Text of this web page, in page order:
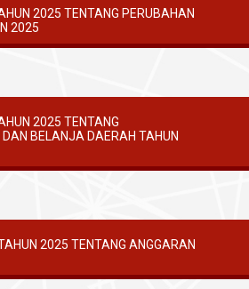
2025 TENTANG PERUBAHAN
2025
2025 TENTANG
BELANJA DAERAH TAHUN
2025 TENTANG ANGGARAN